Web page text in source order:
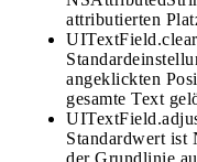
attributierten
angeklickten
gesamte Text
Standardwert ist
der Grundlinie